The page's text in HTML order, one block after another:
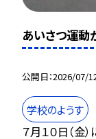
あいさつ運動
公開日 2026/07/
学校のようす
７月１０日（金